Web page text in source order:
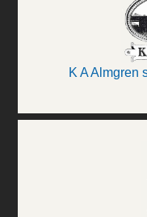
K A Almgren